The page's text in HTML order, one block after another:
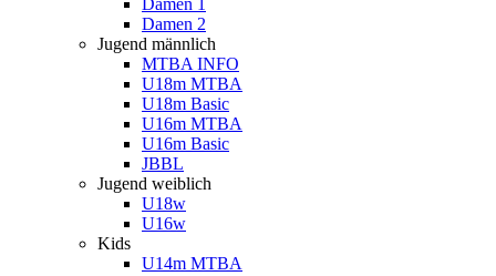
Damen 1
Damen 2
Jugend männlich
MTBA INFO
U18m MTBA
U18m Basic
U16m MTBA
U16m Basic
JBBL
Jugend weiblich
U18w
U16w
Kids
U14m MTBA